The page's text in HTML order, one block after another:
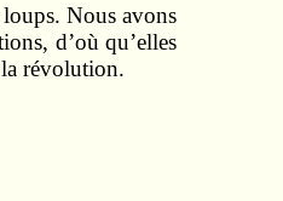
Nous avons
d’où qu’elles
révolution.